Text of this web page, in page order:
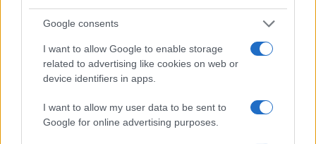
Google consents
I want to allow Google to enable storage
related to advertising like cookies on web or
device identifiers in apps.
I want to allow my user data to be sent to
Google for online advertising purposes.
robó más de 220.000 dólares en criptomonedas
Diego Martín · 6 Ago 2026